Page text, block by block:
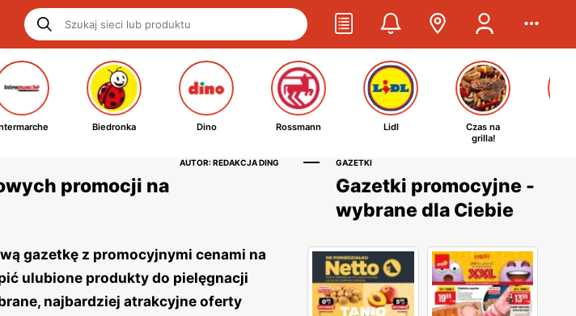
Biedronka Dino Rossmann Lidl
Czas na
grilla!
AUTOR: REDAKCJA DING
promocji na
gazetkę z promocyjnymi cenami na
ulubione produkty do pielęgnacji
najbardziej atrakcyjne oferty
GAZETKI
Gazetki promocyjne -
wybrane dla Ciebie